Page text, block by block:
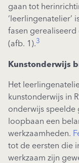
gaan tot
‘leerlingenatelier’
fasen
(afb. 1).3
Kunstonderwijs
Het
kunstonderwijs in
onderwijs speelde
loopbaan een
werkzaamheden.
tot de eersten die
werkzaam zijn